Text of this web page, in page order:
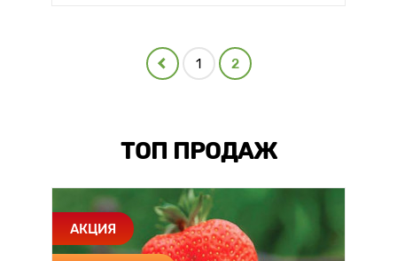
1 2
ТОП ПРОДАЖ
АКЦИЯ